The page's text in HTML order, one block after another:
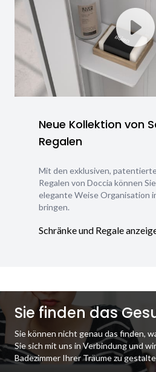
Neue Kollektion von
Regalen
Mit den exklusiven,
Regalen von Doccia können
elegante Weise Organisation
bringen.
Schränke und Regale
Sie finden das
Sie können nicht genau das finden,
Sie sich mit uns in Verbindung und
Badezimmer Ihrer Träume zu